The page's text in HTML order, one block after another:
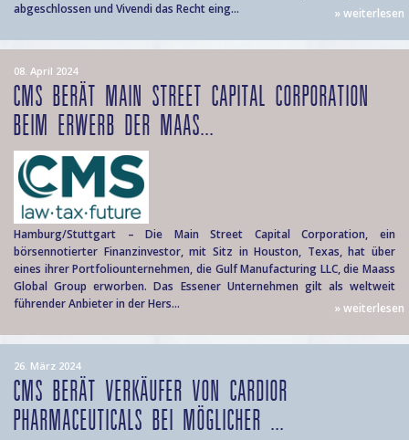
abgeschlossen und Vivendi das Recht eing...
» weiterlesen
08. April 2024
CMS BERÄT MAIN STREET CAPITAL CORPORATION
BEIM ERWERB DER MAAS...
Hamburg/Stuttgart – Die Main Street Capital Corporation, ein
börsennotierter Finanzinvestor, mit Sitz in Houston, Texas, hat über
eines ihrer Portfoliounternehmen, die Gulf Manufacturing LLC, die Maass
Global Group erworben. Das Essener Unternehmen gilt als weltweit
führender Anbieter in der Hers...
» weiterlesen
26. März 2024
CMS BERÄT VERKÄUFER VON CARDIOR
PHARMACEUTICALS BEI MÖGLICHER ...